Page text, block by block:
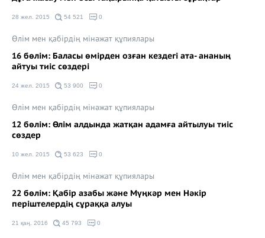
28 жел. 2015 54 521 0
Өлім мен қабірдің мінәжат құпиялары
16 бөлім: Баласы өмірден озған кездегі ата- ананың
айтуы тиіс сөздері
24 жел. 2015 53 900 0
Өлім мен қабірдің мінәжат құпиялары
12 бөлім: Өлім алдында жатқан адамға айтылуы тиіс
сөздер
10 жел. 2015 53 623 0
Өлім мен қабірдің мінәжат құпиялары
22 бөлім: Қабір азабы және Мүңкәр мен Нәкір
періштелердің сұраққа алуы
21 қаң. 2016 45 793 0